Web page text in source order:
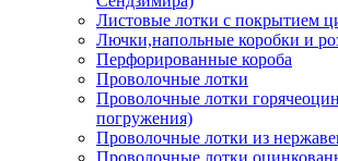
Листовые лотки с покрытием
Лючки,напольные коробки и
Перфорированные короба
Проволочные лотки
Проволочные лотки
погружения)
Проволочные лотки из
Проволочные лотки